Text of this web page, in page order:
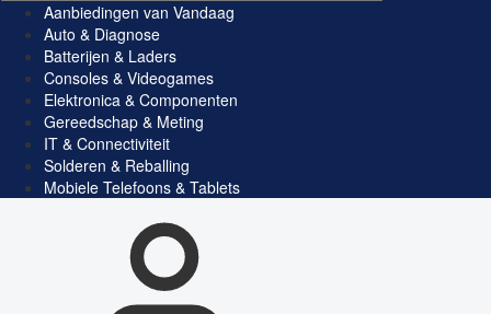
Aanbiedingen van Vandaag
Auto & Diagnose
Batterijen & Laders
Consoles & Videogames
Elektronica & Componenten
Gereedschap & Meting
IT & Connectiviteit
Solderen & Reballing
Mobiele Telefoons & Tablets